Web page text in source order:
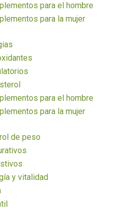
para el hombre
para la mujer
para el hombre
para la mujer
de peso
y vitalidad